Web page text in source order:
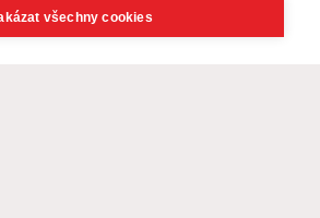
všechny cookies